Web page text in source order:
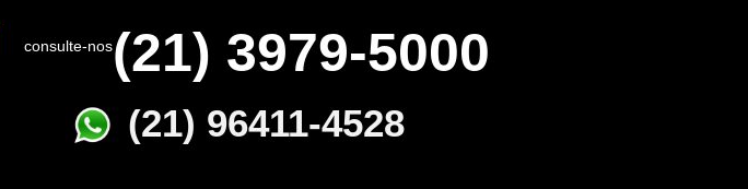
consulte-nos(21) 3979-5000
(21) 96411-4528